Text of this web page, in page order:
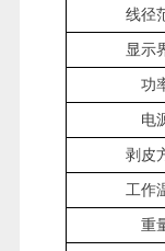
线径
显示
功
电
剥皮
工作
重